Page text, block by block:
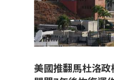
美國推翻馬杜洛